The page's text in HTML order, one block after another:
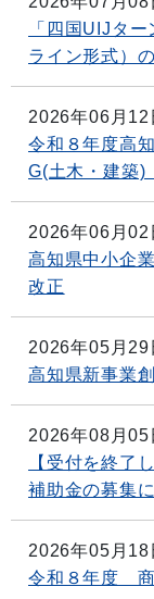
「四国UIJタ
ライン形式）
2026年06月12
令和８年度高
G(土木・建築
2026年06月02
高知県中小企
改正
2026年05月29
高知県新事業
2026年08月05
【受付を終了
補助金の募集
2026年05月18
令和８年度 商